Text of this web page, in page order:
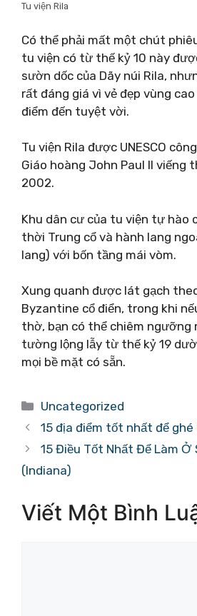
Tu viện Rila
Có thể phải mất một chút
tu viện có từ thế kỷ 10 này
sườn dốc của Dãy núi Rila,
rất đáng giá vì vẻ đẹp vùng
điểm đến tuyệt vời.
Tu viện Rila được UNESCO
Giáo hoàng John Paul II viếng
2002.
Khu dân cư của tu viện tự hào
thời Trung cổ và hành lang
lang) với bốn tầng mái vòm.
Xung quanh được lát gạch
Byzantine cổ điển, trong khi
thờ, bạn có thể chiêm ngưỡng
tường lộng lẫy từ thế kỷ 19
mọi bề mặt có sẵn.
Danh
mục
Uncategorized
15 địa điểm tốt nhất để
15 Điều Tốt Nhất Để Làm Ở
(Indiana)
Viết Một Bình